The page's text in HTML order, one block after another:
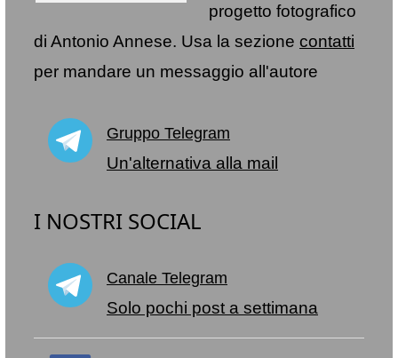
progetto fotografico
di Antonio Annese. Usa la sezione contatti
per mandare un messaggio all'autore
Gruppo Telegram
Un'alternativa alla mail
I NOSTRI SOCIAL
Canale Telegram
Solo pochi post a settimana